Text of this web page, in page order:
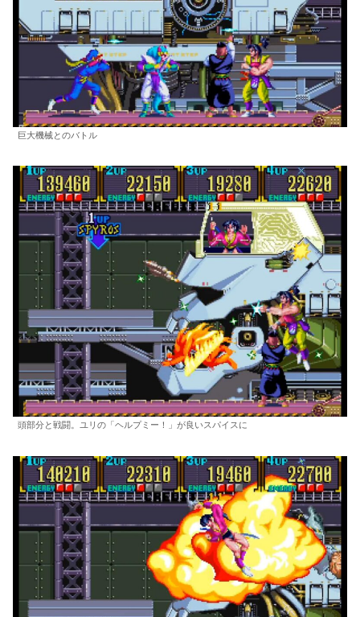
巨大機械とのバトル
頭部分と戦闘。ユリの「ヘルプミー！」が良いスパイスに